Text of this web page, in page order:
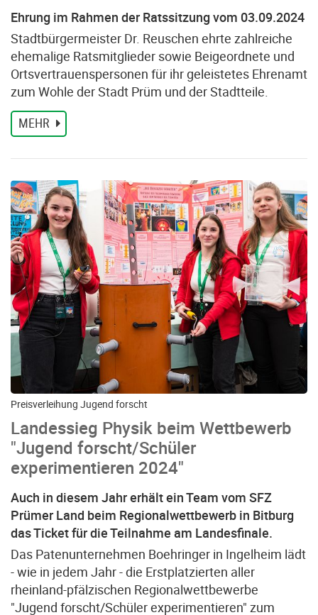
Ehrung im Rahmen der Ratssitzung vom 03.09.2024
Stadtbürgermeister Dr. Reuschen ehrte zahlreiche
ehemalige Ratsmitglieder sowie Beigeordnete und
Ortsvertrauenspersonen für ihr geleistetes Ehrenamt
zum Wohle der Stadt Prüm und der Stadtteile.
MEHR
Preisverleihung Jugend forscht
Landessieg Physik beim Wettbewerb
"Jugend forscht/Schüler
experimentieren 2024"
Auch in diesem Jahr erhält ein Team vom SFZ
Prümer Land beim Regionalwettbewerb in Bitburg
das Ticket für die Teilnahme am Landesfinale.
Das Patenunternehmen Boehringer in Ingelheim lädt
- wie in jedem Jahr - die Erstplatzierten aller
rheinland-pfälzischen Regionalwettbewerbe
"Jugend forscht/Schüler experimentieren" zum